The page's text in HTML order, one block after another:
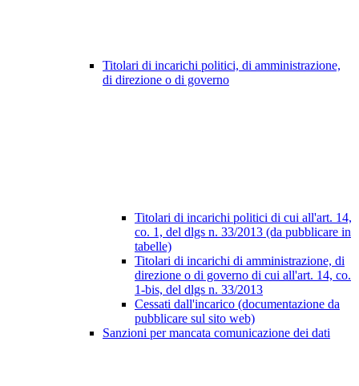
Titolari di incarichi politici, di amministrazione,
di direzione o di governo
Titolari di incarichi politici di cui all'art. 14,
co. 1, del dlgs n. 33/2013 (da pubblicare in
tabelle)
Titolari di incarichi di amministrazione, di
direzione o di governo di cui all'art. 14, co.
1-bis, del dlgs n. 33/2013
Cessati dall'incarico (documentazione da
pubblicare sul sito web)
Sanzioni per mancata comunicazione dei dati